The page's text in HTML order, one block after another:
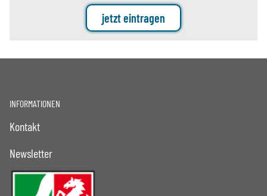
jetzt eintragen
INFORMATIONEN
Kontakt
Newsletter